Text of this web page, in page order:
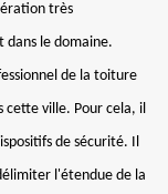
très
le domaine.
de la toiture
cette ville. Pour cela, il
de sécurité. Il
l'étendue de la